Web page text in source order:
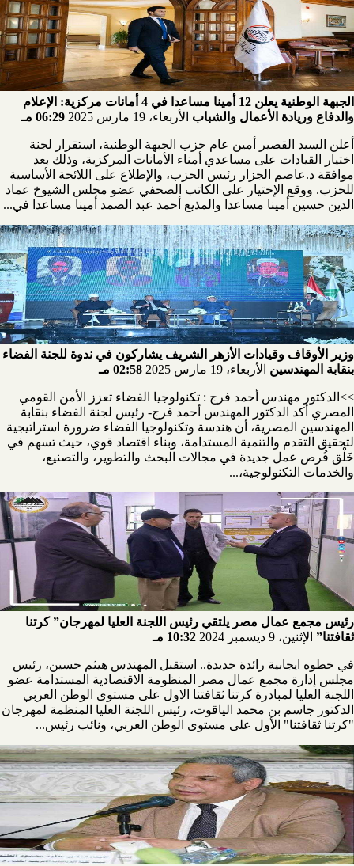
الجبهة الوطنية يعلن 12 أمينا مساعدا في 4 أمانات مركزية: الإعلام
والدفاع وريادة الأعمال والشباب الأربعاء، 19 مارس 2025 06:29 مـ
أعلن السيد القصير أمين عام حزب الجبهة الوطنية، استقرار لجنة
اختيار القيادات على مساعدي أمناء الأمانات المركزية، وذلك بعد
موافقة د.عاصم الجزار رئيس الحزب، والإطلاع على اللائحة الأساسية
للحزب. ووقع الإختيار على الكاتب الصحفي عضو مجلس الشيوخ عماد
الدين حسين أمينا مساعدا والمذيع أحمد عبد الصمد أمينا مساعدا في...
وزير الأوقاف وقيادات الأزهر الشريف يشاركون في ندوة للجنة الفضاء
بنقابة المهندسين الأربعاء، 19 مارس 2025 02:58 مـ
>>الدكتور مهندس أحمد فرج : تكنولوجيا الفضاء تعزز الأمن القومي
المصري أكد الدكتور المهندس أحمد فرج- رئيس لجنة الفضاء بنقابة
المهندسين المصرية، أن هندسة وتكنولوجيا الفضاء ضرورة استراتيجية
لتحقيق التقدم والتنمية المستدامة، وبناء اقتصاد قوي، حيث تسهم في
خَلْق فُرص عمل جديدة في مجالات البحث والتطوير، والتصنيع،
والخدمات التكنولوجية،...
رئيس مجمع عمال مصر يلتقي رئيس اللجنة العليا لمهرجان” كرتنا
ثقافتنا” الإثنين، 9 ديسمبر 2024 10:32 مـ
في خطوه ايجابية رائدة جديدة.. استقبل المهندس هيثم حسين، رئيس
مجلس إدارة مجمع عمال مصر المنظومة الاقتصادية المستدامة عضو
اللجنة العليا لمبادرة كرتنا ثقافتنا الاول على مستوى الوطن العربي
الدكتور جاسم بن محمد الياقوت، رئيس اللجنة العليا المنظمة لمهرجان
"كرتنا ثقافتنا" الأول على مستوى الوطن العربي، ونائب رئيس...